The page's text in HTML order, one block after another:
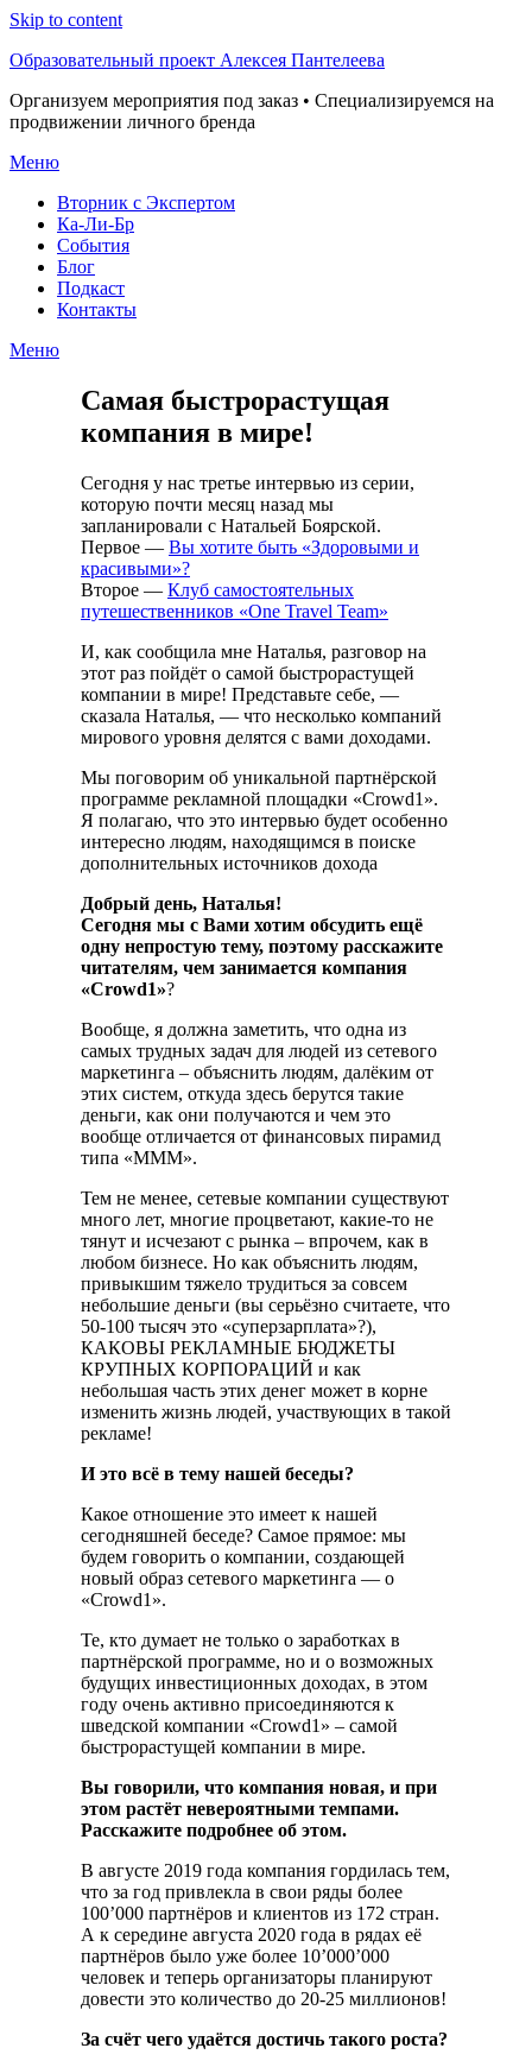
Skip to content
Образовательный проект Алексея Пантелеева
Организуем мероприятия под заказ • Специализируемся на
продвижении личного бренда
Меню
Вторник с Экспертом
Ка-Ли-Бр
События
Блог
Подкаст
Контакты
Меню
Самая быстрорастущая
компания в мире!
Сегодня у нас третье интервью из серии,
которую почти месяц назад мы
запланировали с Натальей Боярской.
Первое — Вы хотите быть «Здоровыми и
красивыми»?
Второе — Клуб самостоятельных
путешественников «One Travel Team»
И, как сообщила мне Наталья, разговор на
этот раз пойдёт о самой быстрорастущей
компании в мире! Представьте себе, —
сказала Наталья, — что несколько компаний
мирового уровня делятся с вами доходами.
Мы поговорим об уникальной партнёрской
программе рекламной площадки «Crowd1».
Я полагаю, что это интервью будет особенно
интересно людям, находящимся в поиске
дополнительных источников дохода
Добрый день, Наталья!
Сегодня мы с Вами хотим обсудить ещё
одну непростую тему, поэтому расскажите
читателям, чем занимается компания
«Crowd1»?
Вообще, я должна заметить, что одна из
самых трудных задач для людей из сетевого
маркетинга – объяснить людям, далёким от
этих систем, откуда здесь берутся такие
деньги, как они получаются и чем это
вообще отличается от финансовых пирамид
типа «МММ».
Тем не менее, сетевые компании существуют
много лет, многие процветают, какие-то не
тянут и исчезают с рынка – впрочем, как в
любом бизнесе. Но как объяснить людям,
привыкшим тяжело трудиться за совсем
небольшие деньги (вы серьёзно считаете, что
50-100 тысяч это «суперзарплата»?),
КАКОВЫ РЕКЛАМНЫЕ БЮДЖЕТЫ
КРУПНЫХ КОРПОРАЦИЙ и как
небольшая часть этих денег может в корне
изменить жизнь людей, участвующих в такой
рекламе!
И это всё в тему нашей беседы?
Какое отношение это имеет к нашей
сегодняшней беседе? Самое прямое: мы
будем говорить о компании, создающей
новый образ сетевого маркетинга — о
«Crowd1».
Те, кто думает не только о заработках в
партнёрской программе, но и о возможных
будущих инвестиционных доходах, в этом
году очень активно присоединяются к
шведской компании «Crowd1» – самой
быстрорастущей компании в мире.
Вы говорили, что компания новая, и при
этом растёт невероятными темпами.
Расскажите подробнее об этом.
В августе 2019 года компания гордилась тем,
что за год привлекла в свои ряды более
100’000 партнёров и клиентов из 172 стран.
А к середине августа 2020 года в рядах её
партнёров было уже более 10’000’000
человек и теперь организаторы планируют
довести это количество до 20-25 миллионов!
За счёт чего удаётся достичь такого роста?